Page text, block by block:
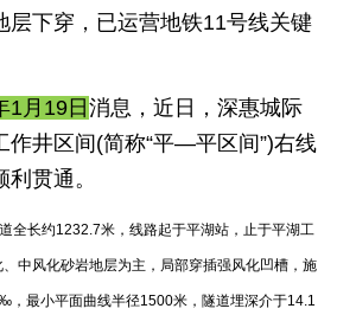
层下穿，已运营地铁11号线关键
1月19日消息，近日，深惠城际
作井区间(简称“平—平区间”)右线
贯通。
全长约1232.7米，线路起于平湖站，止于平湖工
中风化砂岩地层为主，局部穿插强风化凹槽，施
，最小平面曲线半径1500米，隧道埋深介于14.1